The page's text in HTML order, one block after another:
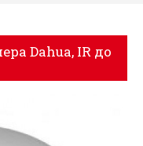
Dahua, IR до